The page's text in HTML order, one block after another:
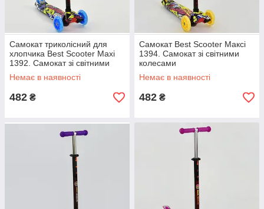
Самокат триколісний для
хлопчика Best Scooter Maxi
1392. Самокат зі світними
колесами
Немає в наявності
482 ₴
Самокат Best Scooter Максі
1394. Самокат зі світними
колесами
Немає в наявності
482 ₴